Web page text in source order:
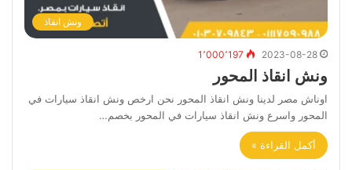
ونش انقاذ
2023-08-28 1٬000٬197
ونش انقاذ المحور
اوناش مصر لدينا ونش انقاذ المحور نحن ارخص ونش انقاذ سيارات في
المحور واسرع ونش انقاذ سيارات في المحور بخصم…
أكمل القراءة »